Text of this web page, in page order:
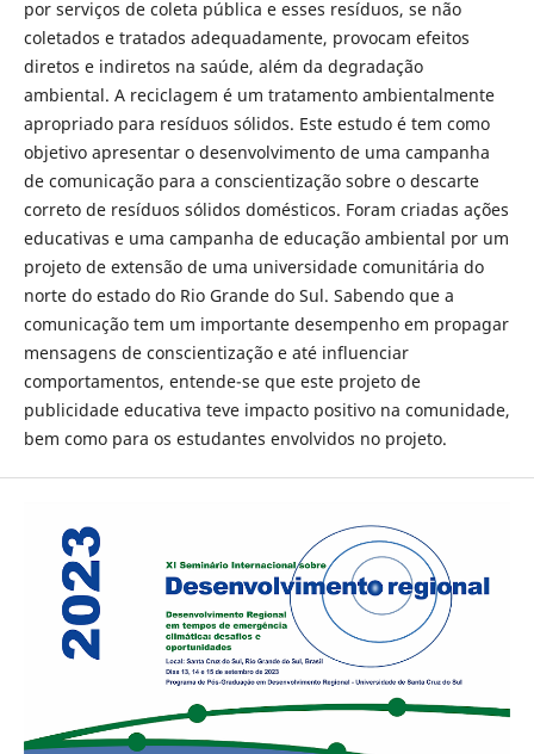
por serviços de coleta pública e esses resíduos, se não
coletados e tratados adequadamente, provocam efeitos
diretos e indiretos na saúde, além da degradação
ambiental. A reciclagem é um tratamento ambientalmente
apropriado para resíduos sólidos. Este estudo é tem como
objetivo apresentar o desenvolvimento de uma campanha
de comunicação para a conscientização sobre o descarte
correto de resíduos sólidos domésticos. Foram criadas ações
educativas e uma campanha de educação ambiental por um
projeto de extensão de uma universidade comunitária do
norte do estado do Rio Grande do Sul. Sabendo que a
comunicação tem um importante desempenho em propagar
mensagens de conscientização e até influenciar
comportamentos, entende-se que este projeto de
publicidade educativa teve impacto positivo na comunidade,
bem como para os estudantes envolvidos no projeto.